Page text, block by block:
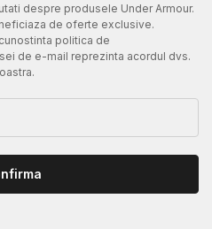
despre produsele Under Armour.
de oferte exclusive.
politica de
de e-mail reprezinta acordul dvs.